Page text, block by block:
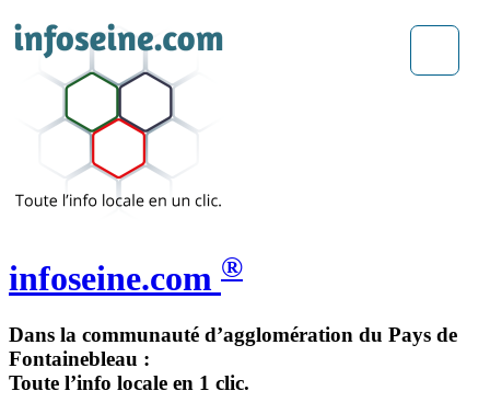
infoseine.com ®
Dans la communauté d’agglomération du Pays de
Fontainebleau :
Toute l’info locale en 1 clic.